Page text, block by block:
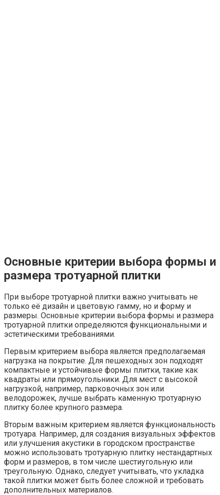
Основные критерии выбора формы и
размера тротуарной плитки
При выборе тротуарной плитки важно учитывать не
только её дизайн и цветовую гамму, но и форму и
размеры. Основные критерии выбора формы и размера
тротуарной плитки определяются функциональными и
эстетическими требованиями.
Первым критерием выбора является предполагаемая
нагрузка на покрытие. Для пешеходных зон подходят
компактные и устойчивые формы плитки, такие как
квадраты или прямоугольники. Для мест с высокой
нагрузкой, например, парковочных зон или
велодорожек, лучше выбрать каменную тротуарную
плитку более крупного размера.
Вторым важным критерием является функциональность
тротуара. Например, для создания визуальных эффектов
или улучшения акустики в городском пространстве
можно использовать тротуарную плитку нестандартных
форм и размеров, в том числе шестиугольную или
треугольную. Однако, следует учитывать, что укладка
такой плитки может быть более сложной и требовать
дополнительных материалов.